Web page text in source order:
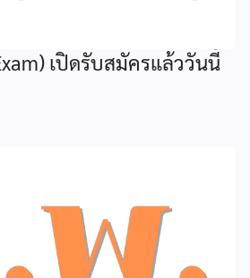
เปิดรับสมัครแล้ววันนี้